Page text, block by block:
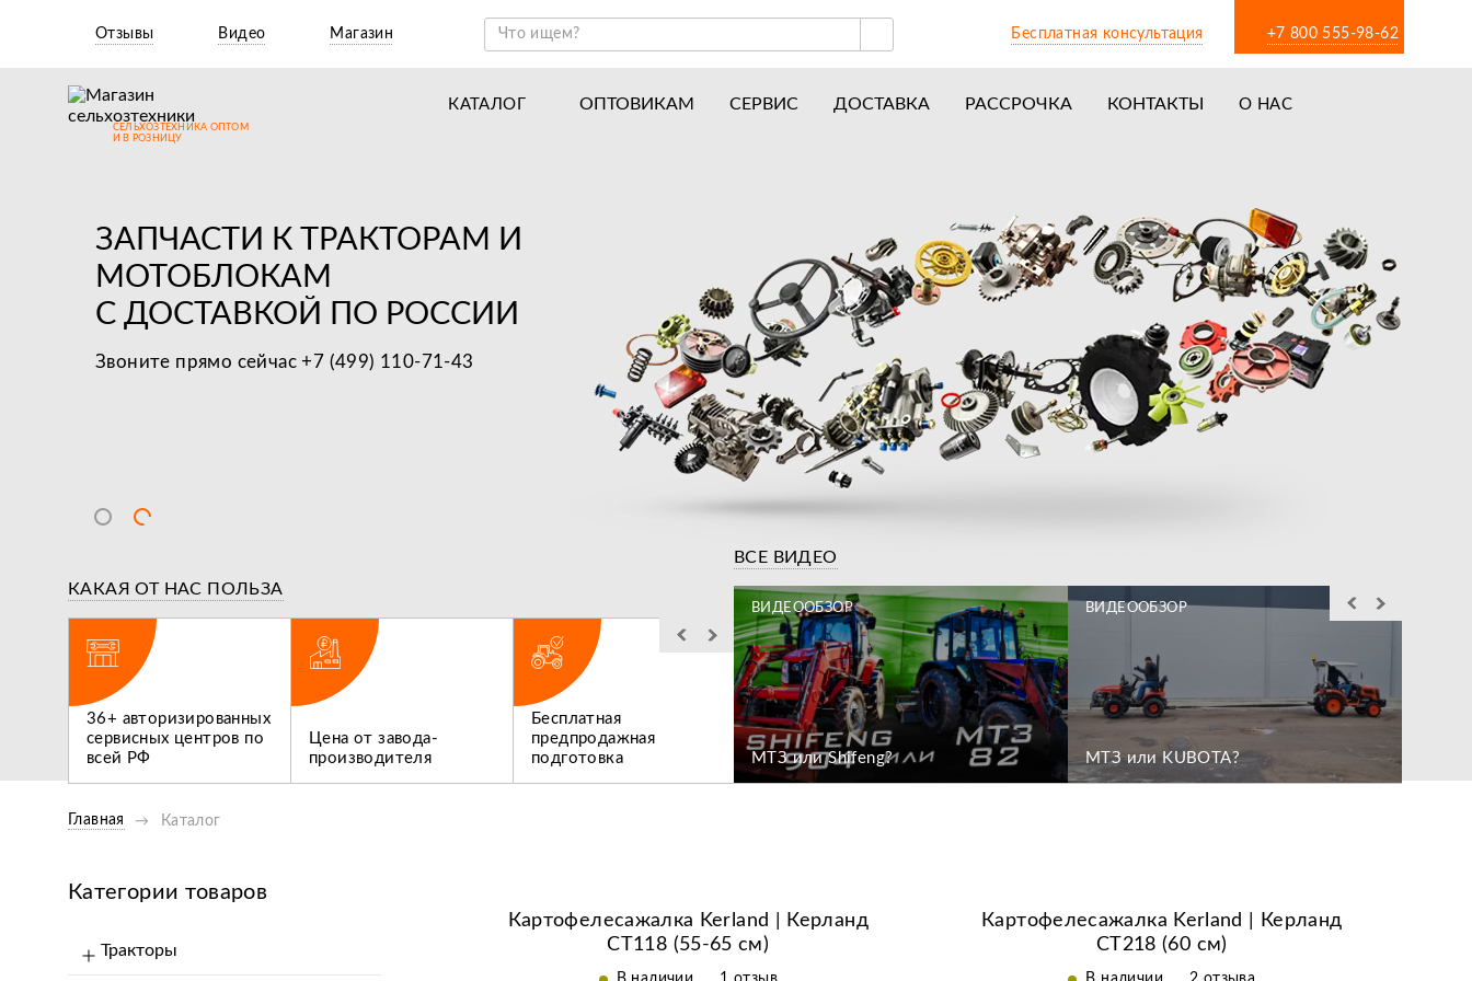
Отзывы Видео Магазин Бесплатная консультация +7 800 555-98-62
СЕЛЬХОЗТЕХНИКА ОПТОМ
И В РОЗНИЦУ
КАТАЛОГ
Навесное оборудование для мотоблоков
Двигатели
ОПТОВИКАМ СЕРВИС ДОСТАВКА РАССРОЧКА КОНТАКТЫ
О НАС
Наши награды
Новости
Полезные статьи
Отзывы
Вакансии
Гарантия лучшей цены
ЗАПЧАСТИ К ТРАКТОРАМ И
МОТОБЛОКАМ
С ДОСТАВКОЙ ПО РОССИИ
Звоните прямо сейчас +7 (499) 110-71-43
КАКАЯ ОТ НАС ПОЛЬЗА
36+ авторизированных
сервисных центров по
всей РФ
Цена от завода-
производителя
Бесплатная
предпродажная
подготовка
Льготное
послегарантийное
обслуживание
Лучшие условия по
кредиту и лизингу
Служба выездного
сервиса действующая
по всей РФ
ВСЕ ВИДЕО
Обзор Опрыскивателей
Flagman 300/1 И Flagman
400/1
Нам нужен коммунальный
трактор
ВИДЕООБЗОР
МТЗ или Shifeng?
ВИДЕООБЗОР
МТЗ или KUBOTA?
Главная Каталог
Категории товаров
Тракторы
Картофелесажалка Kerland | Керланд
СТ118 (55-65 см)
Картофелесажалка Kerland | Керланд
СТ218 (60 см)